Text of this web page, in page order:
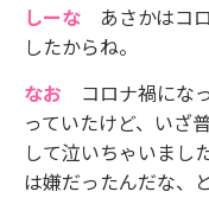
しーな あさかはコ
したからね。
なお コロナ禍にな
っていたけど、いざ
して泣いちゃいまし
は嫌だったんだな、